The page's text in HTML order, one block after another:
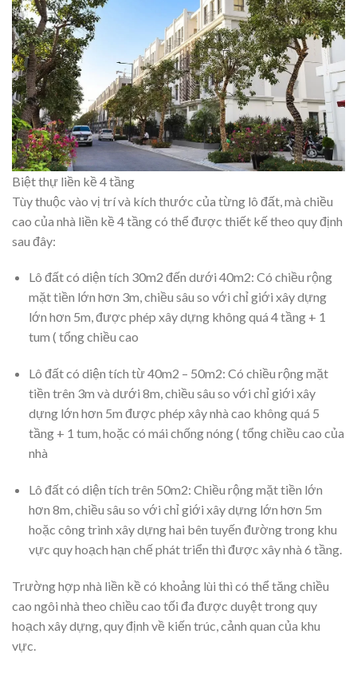
Biệt thự liền kề 4 tầng
Tùy thuộc vào vị trí và kích thước của từng lô đất, mà chiều
cao của nhà liền kề 4 tầng có thể được thiết kế theo quy định
sau đây:
Lô đất có diện tích 30m2 đến dưới 40m2: Có chiều rộng
mặt tiền lớn hơn 3m, chiều sâu so với chỉ giới xây dựng
lớn hơn 5m, được phép xây dựng không quá 4 tầng + 1
tum ( tổng chiều cao
Lô đất có diện tích từ 40m2 – 50m2: Có chiều rộng mặt
tiền trên 3m và dưới 8m, chiều sâu so với chỉ giới xây
dựng lớn hơn 5m được phép xây nhà cao không quá 5
tầng + 1 tum, hoặc có mái chống nóng ( tổng chiều cao của
nhà
Lô đất có diện tích trên 50m2: Chiều rộng mặt tiền lớn
hơn 8m, chiều sâu so với chỉ giới xây dựng lớn hơn 5m
hoặc công trình xây dựng hai bên tuyến đường trong khu
vực quy hoạch hạn chế phát triển thì được xây nhà 6 tầng.
Trường hợp nhà liền kề có khoảng lùi thì có thể tăng chiều
cao ngôi nhà theo chiều cao tối đa được duyệt trong quy
hoạch xây dựng, quy định về kiến trúc, cảnh quan của khu
vực.